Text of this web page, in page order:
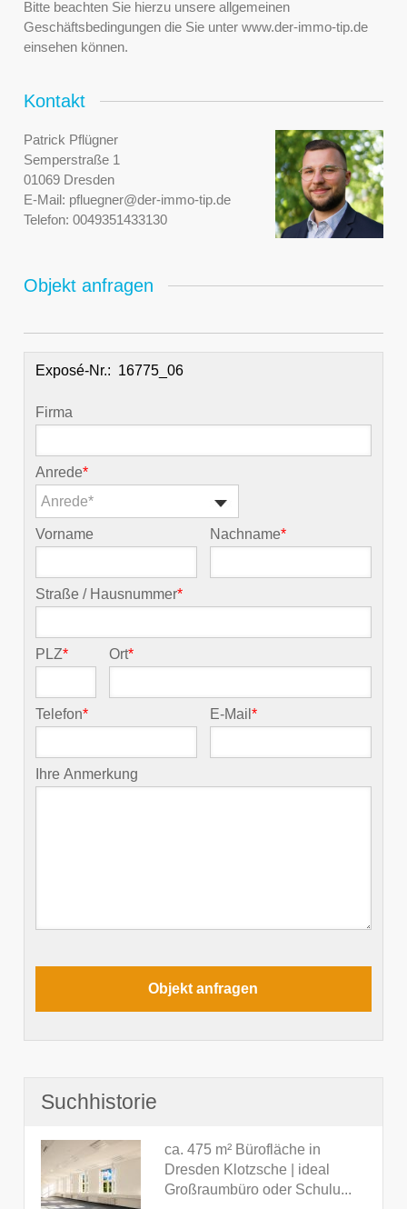
Bitte beachten Sie hierzu unsere allgemeinen
Geschäftsbedingungen die Sie unter www.der-immo-tip.de
einsehen können.
Kontakt
Patrick Pflügner
Semperstraße 1
01069 Dresden
E-Mail: pfluegner@der-immo-tip.de
Telefon: 0049351433130
Objekt anfragen
Exposé-Nr.:
Firma
Anrede*
Anrede*
Vorname Nachname*
Straße / Hausnummer*
PLZ* Ort*
Telefon* E-Mail*
Ihre Anmerkung
Suchhistorie
ca. 475 m² Bürofläche in
Dresden Klotzsche | ideal
Großraumbüro oder Schulu...